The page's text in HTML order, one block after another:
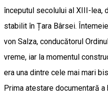
începutul secolului al XIII-lea,
stabilit în Țara Bârsei.
von Salza, conducătorul
vreme, iar la momentul
era una dintre cele mai mari
Prima atestare documentară